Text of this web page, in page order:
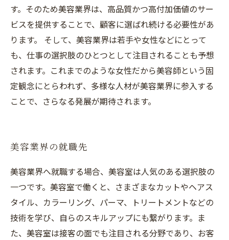
す。そのため美容業界は、高品質かつ高付加価値のサー
ビスを提供することで、顧客に選ばれ続ける必要性があ
ります。 そして、美容業界は若手や女性などにとって
も、仕事の選択肢のひとつとして注目されることも予想
されます。これまでのような女性だから美容師という固
定観念にとらわれず、多様な人材が美容業界に参入する
ことで、さらなる発展が期待されます。
美容業界の就職先
美容業界へ就職する場合、美容室は人気のある選択肢の
一つです。美容室で働くと、さまざまなカットやヘアス
タイル、カラーリング、パーマ、トリートメントなどの
技術を学び、自らのスキルアップにも繋がります。ま
た、美容室は接客の面でも注目される分野であり、お客